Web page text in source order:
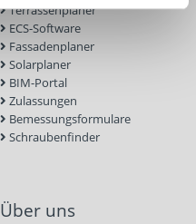
Terrassenplaner
ECS-Software
Fassadenplaner
Solarplaner
BIM-Portal
Zulassungen
Bemessungsformulare
Schraubenfinder
Über uns